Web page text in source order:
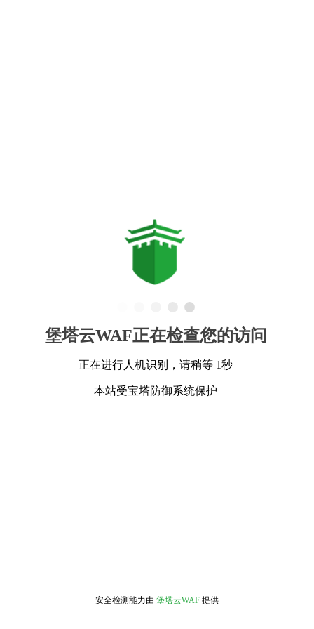
堡塔云WAF正在检查您的访问
正在进行人机识别，请稍等 1秒
本站受宝塔防御系统保护
安全检测能力由 堡塔云WAF 提供